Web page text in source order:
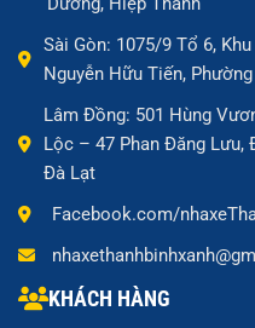
Sài Gòn: 1075/9 Tổ 6,
Nguyễn Hữu Tiến,
Lâm Đồng: 501 Hùng
Lộc – 47 Phan Đăng Lưu,
Đà Lạt
Facebook.com/
KHÁCH HÀNG